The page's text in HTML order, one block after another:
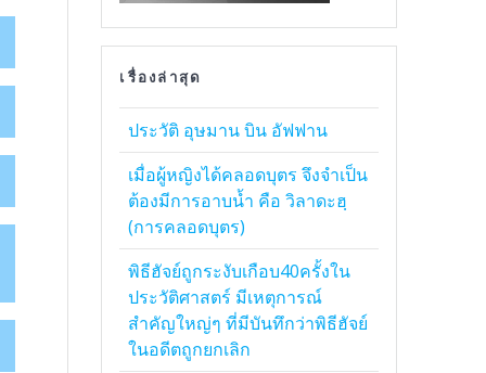
เรื่องล่าสุด
ประวัติ อุษมาน บิน อัฟฟาน
เมื่อผู้หญิงได้คลอดบุตร จึงจำเป็น
ต้องมีการอาบน้ำ คือ วิลาดะฮฺ
(การคลอดบุตร)
พิธีฮัจย์ถูกระงับเกือบ40ครั้งใน
ประวัติศาสตร์ มีเหตุการณ์
สำคัญใหญ่ๆ ที่มีบันทึกว่าพิธีฮัจย์
ในอดีตถูกยกเลิก